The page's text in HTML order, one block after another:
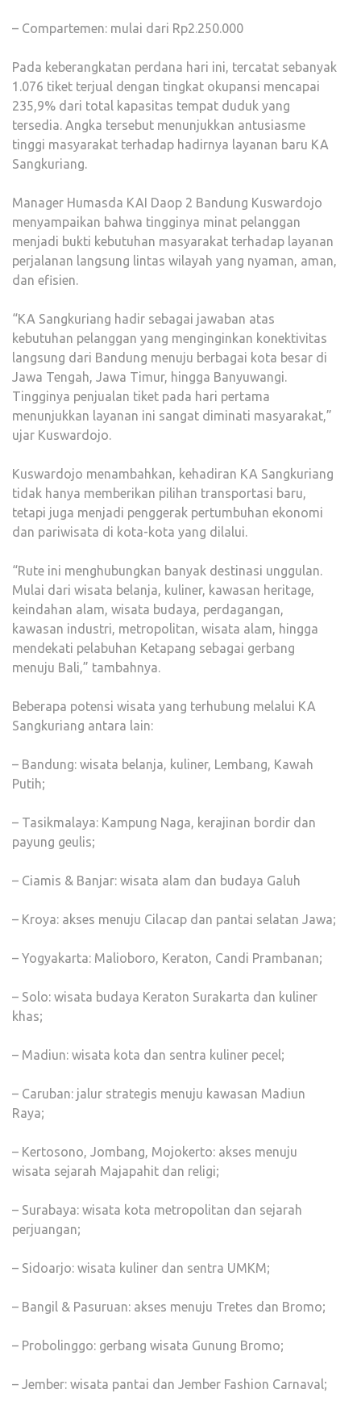
– Compartemen: mulai dari Rp2.250.000
Pada keberangkatan perdana hari ini, tercatat sebanyak
1.076 tiket terjual dengan tingkat okupansi mencapai
235,9% dari total kapasitas tempat duduk yang
tersedia. Angka tersebut menunjukkan antusiasme
tinggi masyarakat terhadap hadirnya layanan baru KA
Sangkuriang.
Manager Humasda KAI Daop 2 Bandung Kuswardojo
menyampaikan bahwa tingginya minat pelanggan
menjadi bukti kebutuhan masyarakat terhadap layanan
perjalanan langsung lintas wilayah yang nyaman, aman,
dan efisien.
“KA Sangkuriang hadir sebagai jawaban atas
kebutuhan pelanggan yang menginginkan konektivitas
langsung dari Bandung menuju berbagai kota besar di
Jawa Tengah, Jawa Timur, hingga Banyuwangi.
Tingginya penjualan tiket pada hari pertama
menunjukkan layanan ini sangat diminati masyarakat,”
ujar Kuswardojo.
Kuswardojo menambahkan, kehadiran KA Sangkuriang
tidak hanya memberikan pilihan transportasi baru,
tetapi juga menjadi penggerak pertumbuhan ekonomi
dan pariwisata di kota-kota yang dilalui.
“Rute ini menghubungkan banyak destinasi unggulan.
Mulai dari wisata belanja, kuliner, kawasan heritage,
keindahan alam, wisata budaya, perdagangan,
kawasan industri, metropolitan, wisata alam, hingga
mendekati pelabuhan Ketapang sebagai gerbang
menuju Bali,” tambahnya.
Beberapa potensi wisata yang terhubung melalui KA
Sangkuriang antara lain:
– Bandung: wisata belanja, kuliner, Lembang, Kawah
Putih;
– Tasikmalaya: Kampung Naga, kerajinan bordir dan
payung geulis;
– Ciamis & Banjar: wisata alam dan budaya Galuh
– Kroya: akses menuju Cilacap dan pantai selatan Jawa;
– Yogyakarta: Malioboro, Keraton, Candi Prambanan;
– Solo: wisata budaya Keraton Surakarta dan kuliner
khas;
– Madiun: wisata kota dan sentra kuliner pecel;
– Caruban: jalur strategis menuju kawasan Madiun
Raya;
– Kertosono, Jombang, Mojokerto: akses menuju
wisata sejarah Majapahit dan religi;
– Surabaya: wisata kota metropolitan dan sejarah
perjuangan;
– Sidoarjo: wisata kuliner dan sentra UMKM;
– Bangil & Pasuruan: akses menuju Tretes dan Bromo;
– Probolinggo: gerbang wisata Gunung Bromo;
– Jember: wisata pantai dan Jember Fashion Carnaval;